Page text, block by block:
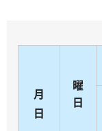
月
日
曜
日